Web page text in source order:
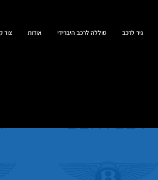
גיר לרכב סוללה לרכב היברידי אודות צור